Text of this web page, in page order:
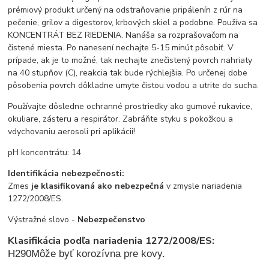
prémiový produkt určený na odstraňovanie pripálenín z rúr na
pečenie, grilov a digestorov, krbových skiel a podobne. Používa sa
KONCENTRÁT BEZ RIEDENIA. Nanáša sa rozprašovačom na
čistené miesta. Po nanesení nechajte 5-15 minút pôsobiť. V
prípade, ak je to možné, tak nechajte znečistený povrch nahriaty
na 40 stupňov (C), reakcia tak bude rýchlejšia. Po určenej dobe
pôsobenia povrch dôkladne umyte čistou vodou a utrite do sucha.
Používajte dôsledne ochranné prostriedky ako gumové rukavice,
okuliare, zásteru a respirátor. Zabráňte styku s pokožkou a
vdychovaniu aerosoli pri aplikácii!
pH koncentrátu: 14
Identifikácia nebezpečnosti:
Zmes je klasifikovaná ako nebezpečná v zmysle nariadenia
1272/2008/ES.
Výstražné slovo - Nebezpečenstvo
Klasifikácia podľa nariadenia 1272/2008/ES:
H290Môže byť korozívna pre kovy.